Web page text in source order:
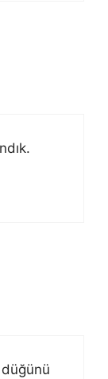
düğünü